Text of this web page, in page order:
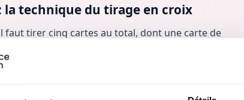
la technique du tirage en croix
faut tirer cinq cartes au total, dont une carte de
en croix, d’abord une à droite, la suivante à
la quatrième en bas, et la dernière de
cinq cartes peuvent être tirées en même temps,